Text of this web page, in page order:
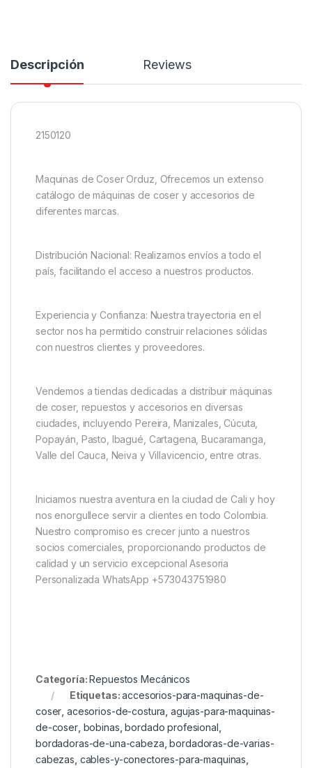
Descripción Reviews
2150120
Maquinas de Coser Orduz, Ofrecemos un extenso
catálogo de máquinas de coser y accesorios de
diferentes marcas.
Distribución Nacional: Realizamos envíos a todo el
país, facilitando el acceso a nuestros productos.
Experiencia y Confianza: Nuestra trayectoria en el
sector nos ha permitido construir relaciones sólidas
con nuestros clientes y proveedores.
Vendemos a tiendas dedicadas a distribuir máquinas
de coser, repuestos y accesorios en diversas
ciudades, incluyendo Pereira, Manizales, Cúcuta,
Popayán, Pasto, Ibagué, Cartagena, Bucaramanga,
Valle del Cauca, Neiva y Villavicencio, entre otras.
Iniciamos nuestra aventura en la ciudad de Cali y hoy
nos enorgullece servir a clientes en todo Colombia.
Nuestro compromiso es crecer junto a nuestros
socios comerciales, proporcionando productos de
calidad y un servicio excepcional Asesoria
Personalizada WhatsApp +573043751980
Categoría:Repuestos Mecánicos
Etiquetas:accesorios-para-maquinas-de-
coser ,acesorios-de-costura agujas-para-maquinas-
de-coser, bobinas ,bordado profesional
bordadoras-de-una-cabeza ,bordadoras-de-varias-
cabezas cables-y-conectores-para-maquinas